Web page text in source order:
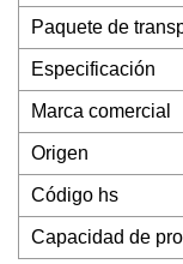
Paquete de
Especificación
Marca comercial
Origen
Código hs
Capacidad de